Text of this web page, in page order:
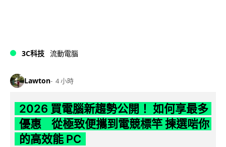
3C科技 流動電腦
Lawton 4 小時
2026 買電腦新趨勢公開！ 如何享最多
優惠 從極致便攜到電競標竿 揀選啱你
的高效能 PC